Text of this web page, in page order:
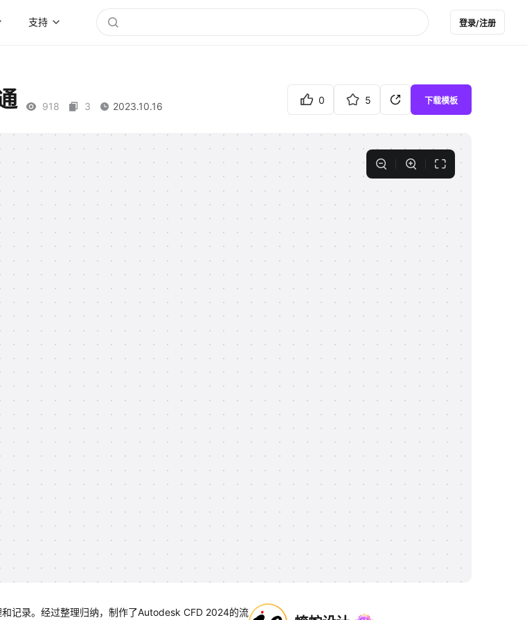
支持 登录/注册
918 3 2023.10.16
0 5 下载模板
记录。经过整理归纳，制作了Autodesk CFD 2024的流